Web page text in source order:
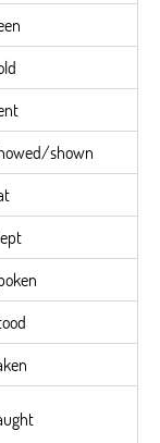
shown